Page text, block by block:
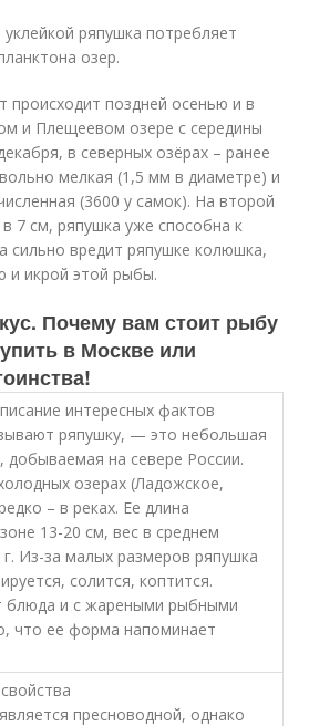
ряпушка потребляет
озер.
поздней осенью и в
и Плещеевом озере с середины
в северных озёрах – ранее
мелкая (1,5 мм в диаметре) и
(3600 у самок). На второй
7 см, ряпушка уже способна к
сильно вредит ряпушке колюшка,
икрой этой рыбы.
Почему вам стоит рыбу
в Москве или
интересных фактов
ряпушку, — это небольшая
добываемая на севере России.
озерах (Ладожское,
– в реках. Ее длина
13-20 см, вес в среднем
г. Из-за малых размеров ряпушка
солится, коптится.
блюда и с жареными рыбными
что ее форма напоминает
пресноводной, однако